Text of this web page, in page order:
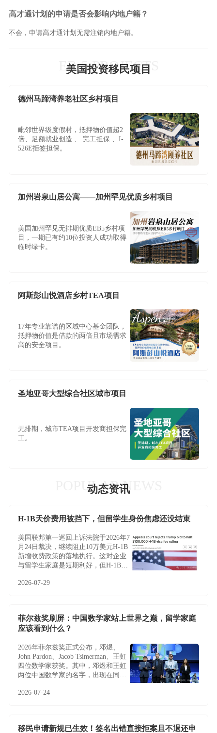
高才通计划的申请是否会影响内地户籍？
不会，申请高才通计划无需注销内地户籍。
EB-5 PROJECTS
美国投资移民项目
德州马蹄湾养老社区乡村项目
毗邻世界级度假村，抵押物价值超2
倍、足额就业创造 、 完工担保 、I-
526E拒签担保。
加州岩泉山居公寓——加州罕见优质乡村项目
美国加州罕见无排期优质EB5乡村项
目，一期已有约10位投资人成功取得
临时绿卡。
阿斯彭山悦酒店乡村TEA项目
17年专业靠谱的区域中心基金团队，
抵押物价值是借款的两倍且市场需求
高的安全项目。
圣地亚哥大型综合社区城市项目
无排期，城市TEA项目开发商担保完
工。
POPULAR NEWS
动态资讯
H-1B天价费用被挡下，但留学生身份焦虑还没结束
美国联邦第一巡回上诉法院于2026年7
月24日裁决，继续阻止10万美元H-1B
新增收费政策的落地执行。这对企业
与留学生家庭是短期利好，但H-1B制
加权抽签、雇主绑定与临时身份——
2026-07-29
菲尔兹奖刷屏：中国数学家站上世界之巅，留学家庭
应该看到什么？
2026年菲尔兹奖正式公布，邓煜、
John Pardon、Jacob Tsimerman、王虹
四位数学家获奖。其中，邓煜和王虹
两位中国数学家的名字，出现在同一
了一层特别的意义。
2026-07-24
移民申请新规已生效！签名出错直接拒案且不退还申